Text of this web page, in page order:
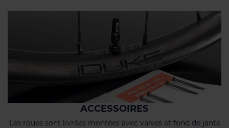
ACCESSOIRES
Les roues sont livrées montées avec valves et fond de jante